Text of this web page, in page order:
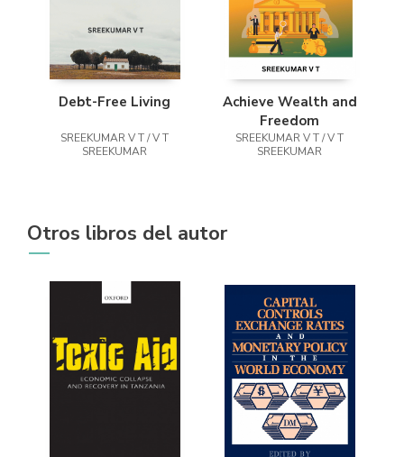
Debt-Free Living
SREEKUMAR V T / V T
SREEKUMAR
Achieve Wealth and
Freedom
SREEKUMAR V T / V T
SREEKUMAR
Otros libros del autor